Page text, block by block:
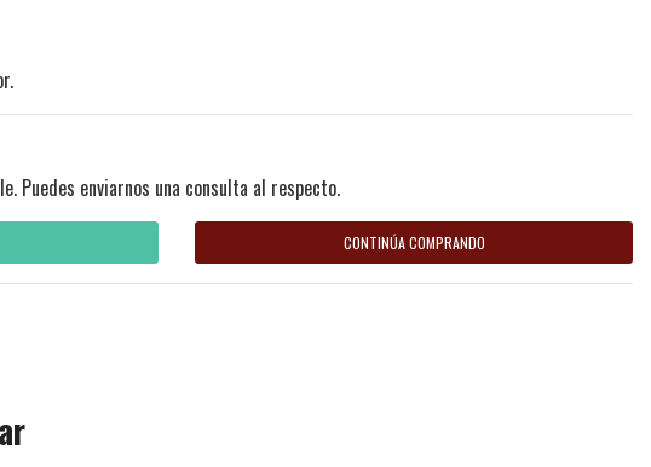
Puedes enviarnos una consulta al respecto.
CONTINÚA COMPRANDO